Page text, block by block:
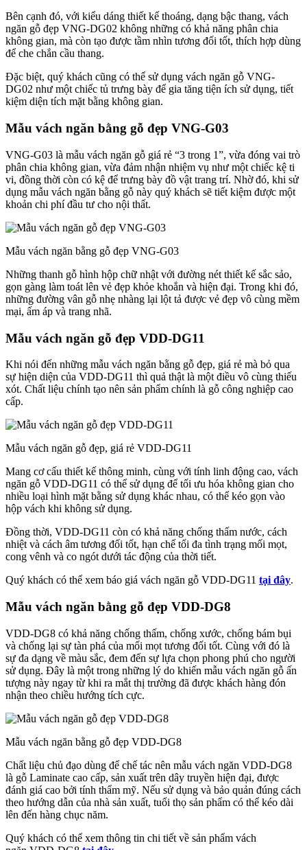
Bên cạnh đó, với kiểu dáng thiết kế thoáng, dạng bậc thang, vách
ngăn gỗ đẹp VNG-DG02 không những có khả năng phân chia
không gian, mà còn tạo được tầm nhìn tương đối tốt, thích hợp dùng
để che chắn cầu thang.
Đặc biệt, quý khách cũng có thể sử dụng vách ngăn gỗ VNG-
DG02 như một chiếc tủ trưng bày để gia tăng tiện ích sử dụng, tiết
kiệm diện tích mặt bằng không gian.
Mẫu vách ngăn bằng gỗ đẹp VNG-G03
VNG-G03 là mẫu vách ngăn gỗ giá rẻ “3 trong 1”, vừa đóng vai trò
phân chia không gian, vừa đảm nhận nhiệm vụ như một chiếc kệ ti
vi, đồng thời còn có kệ để trưng bày đồ vật trang trí. Nhờ đó, khi sử
dụng mẫu vách ngăn bằng gỗ này quý khách sẽ tiết kiệm được một
khoản chi phí đầu tư cho nội thất.
Mẫu vách ngăn bằng gỗ đẹp VNG-G03
Những thanh gỗ hình hộp chữ nhật với đường nét thiết kế sắc sảo,
gọn gàng làm toát lên vẻ đẹp khỏe khoắn và hiện đại. Trong khi đó,
những đường vân gỗ nhẹ nhàng lại lột tả được vẻ đẹp vô cùng mềm
mại, ấm áp và trang nhã.
Mẫu vách ngăn gỗ đẹp VDD-DG11
Khi nói đến những mẫu vách ngăn bằng gỗ đẹp, giá rẻ mà bỏ qua
sự hiện diện của VDD-DG11 thì quả thật là một điều vô cùng thiếu
xót. Chất liệu chính tạo nên sản phẩm chính là gỗ công nghiệp cao
cấp.
Mẫu vách ngăn gỗ đẹp, giá rẻ VDD-DG11
Mang cơ cấu thiết kế thông minh, cùng với tính linh động cao, vách
ngăn gỗ VDD-DG11 có thể sử dụng để tối ưu hóa không gian cho
nhiều loại hình mặt bằng sử dụng khác nhau, có thể kéo gọn vào
hộp vách khi không sử dụng.
Đồng thời, VDD-DG11 còn có khả năng chống thấm nước, cách
nhiệt và cách âm tương đối tốt, hạn chế tối đa tình trạng mối mọt,
cong vênh và co ngót dưới tác động của thời tiết.
Quý khách có thể xem báo giá vách ngăn gỗ VDD-DG11 tại đây.
Mẫu vách ngăn bằng gỗ đẹp VDD-DG8
VDD-DG8 có khả năng chống thấm, chống xước, chống bám bụi
và chống lại sự tàn phá của mối mọt tương đối tốt. Cùng với đó là
sự đa dạng về màu sắc, đem đến sự lựa chọn phong phú cho người
sử dụng. Đây là một trong những lý do khiến mẫu vách ngăn gỗ ấn
tượng này ngay từ khi ra mắt thị trường đã được khách hàng đón
nhận theo chiều hướng tích cực.
Mẫu vách ngăn bằng gỗ đẹp VDD-DG8
Chất liệu chủ đạo dùng để chế tác nên mẫu vách ngăn VDD-DG8
là gỗ Laminate cao cấp, sản xuất trên dây truyền hiện đại, được
đánh giá cao bởi tính thẩm mỹ. Nếu sử dụng và bảo quản đúng cách
theo hướng dẫn của nhà sản xuất, tuổi thọ sản phẩm có thể kéo dài
lên đến hàng chục năm.
Quý khách có thể xem thông tin chi tiết về sản phẩm vách